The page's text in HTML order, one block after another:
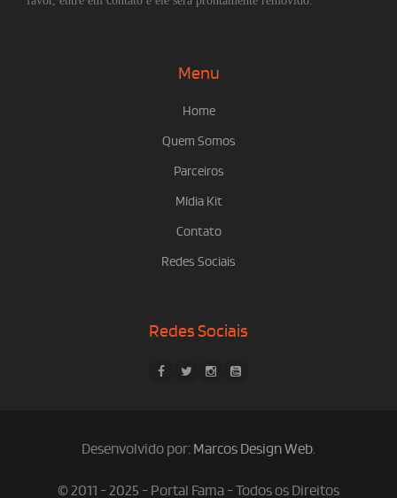
Menu
Home
Quem Somos
Parceiros
Mídia Kit
Contato
Redes Sociais
Redes Sociais
Desenvolvido por: Marcos Design Web.
© 2011 - 2025 - Portal Fama - Todos os Direitos